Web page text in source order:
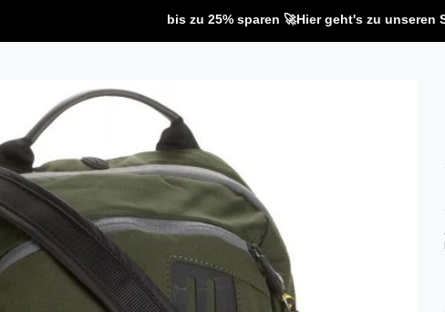
bis zu 25% sparen 🚀Hier geht's zu unseren